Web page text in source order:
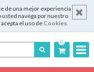
de una mejor experiencia
usted navega por nuestro
el uso de Cookies.
0